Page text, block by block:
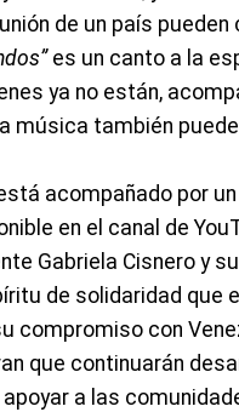
de un país
es un canto a la
ya no están,
música también
acompañado por
en el canal de
Gabriela Cisnero y
de solidaridad que
compromiso con
que continuarán
a las